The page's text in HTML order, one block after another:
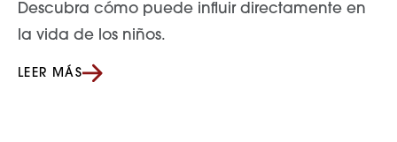
Descubra cómo puede influir directamente en
la vida de los niños.
LEER MÁS